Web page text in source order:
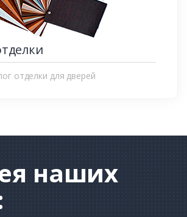
отделки для дверей
наших